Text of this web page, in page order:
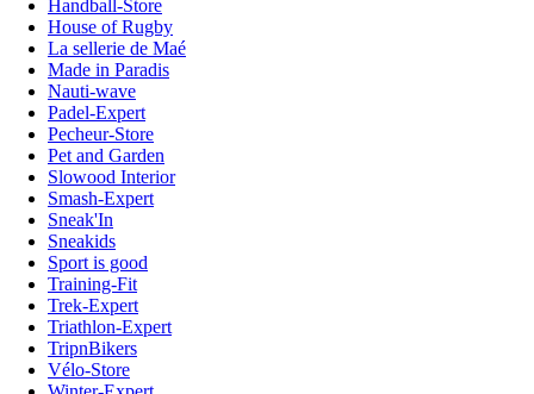
Handball-Store
House of Rugby
La sellerie de Maé
Made in Paradis
Nauti-wave
Padel-Expert
Pecheur-Store
Pet and Garden
Slowood Interior
Smash-Expert
Sneak'In
Sneakids
Sport is good
Training-Fit
Trek-Expert
Triathlon-Expert
TripnBikers
Vélo-Store